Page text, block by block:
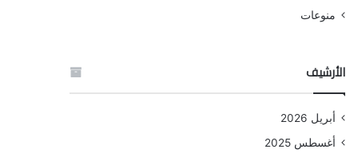
منوعات
الأرشيف
أبريل 2026
أغسطس 2025